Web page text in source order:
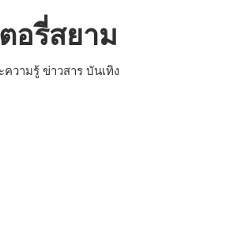
อรี่สยาม
ความรู้ ข่าวสาร บันเทิง